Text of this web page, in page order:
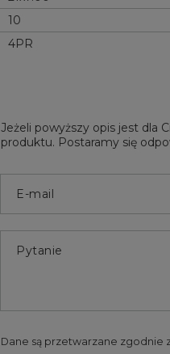
10
4PR
Jeżeli powyższy opis jest dla
produktu. Postaramy się
E-mail
Pytanie
Dane są przetwarzane zgodnie